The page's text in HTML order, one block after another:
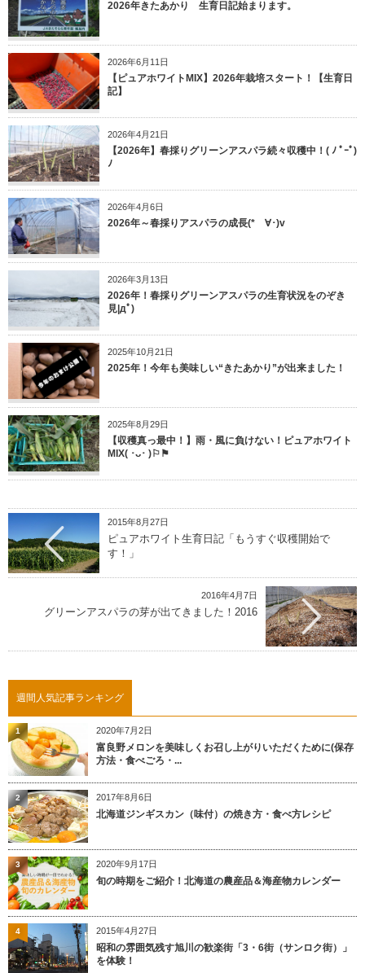
2026年きたあかり 生育日記始まります。
2026年6月11日
【ピュアホワイトMIX】2026年栽培スタート！【生育日
記】
2026年4月21日
【2026年】春採りグリーンアスパラ続々収穫中！( ﾉ ﾟｰﾟ)
ﾉ
2026年4月6日
2026年～春採りアスパラの成長(*ゝ∀･)v
2026年3月13日
2026年！春採りグリーンアスパラの生育状況をのぞき
見|дﾟ)
2025年10月21日
2025年！今年も美味しい“きたあかり”が出来ました！
2025年8月29日
【収穫真っ最中！】雨・風に負けない！ピュアホワイト
MIX( ･ᴗ･ )⚐⚑
2015年8月27日
ピュアホワイト生育日記「もうすぐ収穫開始で
す！」
2016年4月7日
グリーンアスパラの芽が出てきました！2016
週間人気記事ランキング
2020年7月2日
富良野メロンを美味しくお召し上がりいただくために(保存
方法・食べごろ・...
1
2017年8月6日
北海道ジンギスカン（味付）の焼き方・食べ方レシピ
2
2020年9月17日
旬の時期をご紹介！北海道の農産品＆海産物カレンダー
3
2015年4月27日
昭和の雰囲気残す旭川の歓楽街「3・6街（サンロク街）」
を体験！
4